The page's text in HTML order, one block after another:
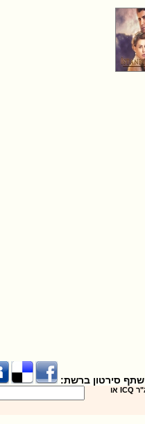
שתף סירטון ברשת:
שילחו את הסירטון לחברים דרך מסנג"ר ICQ או